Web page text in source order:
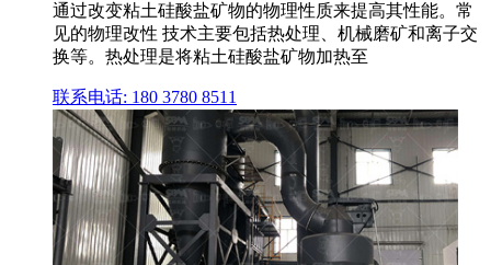
通过改变粘土硅酸盐矿物的物理性质来提高其性能。常
见的物理改性 技术主要包括热处理、机械磨矿和离子交
换等。热处理是将粘土硅酸盐矿物加热至
联系电话: 180 3780 8511